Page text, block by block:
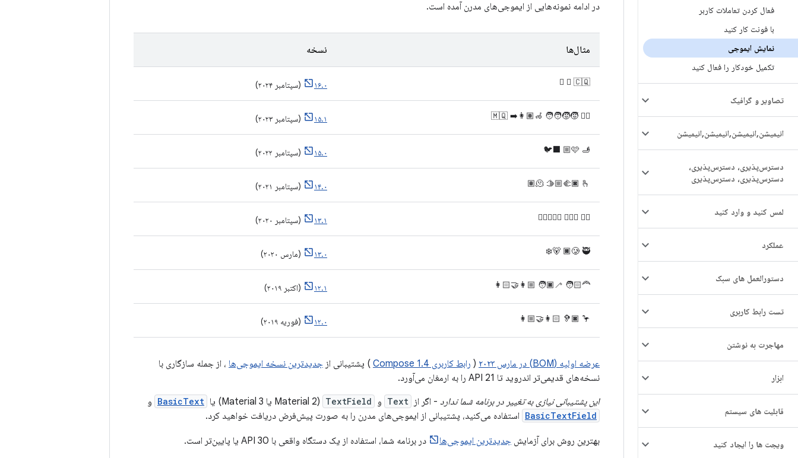
فعال کردن تعاملات کاربر
با فونت کار کنید
نمایش ایموجی
تکمیل خودکار را فعال کنید
تصاویر و گرافیک
انیمیشن,انیمیشن,انیمیشن,انیمیشن
دسترس‌پذیری، دسترس‌پذیری،
دسترس‌پذیری، دسترس‌پذیری
لمس کنید و وارد کنید
عملکرد
دستورالعمل های سبک
تست رابط کاربری
مهاجرت به نوشتن
ابزار
قابلیت های سیستم
ویجت ها را ایجاد کنید
در ادامه نمونه‌هایی از ایموجی‌های مدرن آمده است.
مثال‌ها نسخه
🫩 🪉 🇨🇶 ۱۶.۰ (سپتامبر ۲۰۲۴)
🐦‍🔥 🧑‍🧑‍🧒‍🧒 👩🏽‍🦽‍➡️ 🇲🇶 ۱۵.۱ (سپتامبر ۲۰۲۳)
🩷 🫸🏼 🐦‍⬛ ۱۵.۰ (سپتامبر ۲۰۲۲)
🫠 🫱🏼‍🫲🏿 🫰🏽 ۱۴.۰ (سپتامبر ۲۰۲۱)
😶‍🌫️ 🧔🏻‍♀️ 🧑🏿‍❤️‍🧑🏾 ۱۳.۱ (سپتامبر ۲۰۲۰)
🥲 🥷🏿 🐻‍❄️ ۱۳.۰ (مارس ۲۰۲۰)
🧑🏻‍🦰 🧑🏿‍🦯 👩🏻‍🤝‍👩🏼 ۱۲.۱ (اکتبر ۲۰۱۹)
🦩 🦻🏿 👩🏼‍🤝‍👩🏻 ۱۲.۰ (فوریه ۲۰۱۹)
عرضه اولیه (BOM) در مارس ۲۰۲۳ ( رابط کاربری Compose 1.4 ) پشتیبانی از جدیدترین نسخه ایموجی‌ها ، از جمله سازگاری با
نسخه‌های قدیمی‌تر اندروید تا API 21 را به ارمغان می‌آورد.
این پشتیبانی نیازی به تغییر در برنامه شما ندارد - اگر از Text و TextField (Material 2 یا Material 3) یا BasicText و
BasicTextField استفاده می‌کنید، پشتیبانی از ایموجی‌های مدرن را به صورت پیش‌فرض دریافت خواهید کرد.
بهترین روش برای آزمایش جدیدترین ایموجی‌ها
در برنامه شما، استفاده از یک دستگاه واقعی با API 30 یا پایین‌تر است.